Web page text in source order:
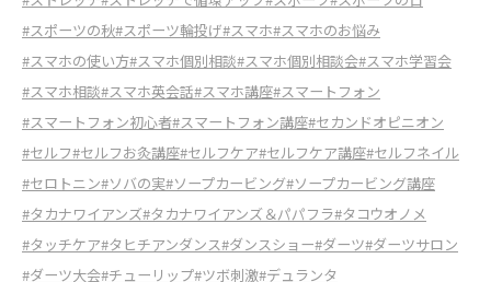
#スポーツの秋#スポーツ輪投げ#スマホ#スマホのお悩み
#スマホの使い方#スマホ個別相談#スマホ個別相談会#スマホ学習会
#スマホ相談#スマホ英会話#スマホ講座#スマートフォン
#スマートフォン初心者#スマートフォン講座#セカンドオピニオン
#セルフ#セルフお灸講座#セルフケア#セルフケア講座#セルフネイル
#セロトニン#ソバの実#ソープカービング#ソープカービング講座
#タカナワイアンズ#タカナワイアンズ＆パパフラ#タコウオノメ
#タッチケア#タヒチアンダンス#ダンスショー#ダーツ#ダーツサロン
#ダーツ大会#チューリップ#ツボ刺激#デュランタ